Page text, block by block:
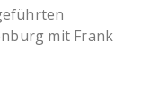
mit Frank